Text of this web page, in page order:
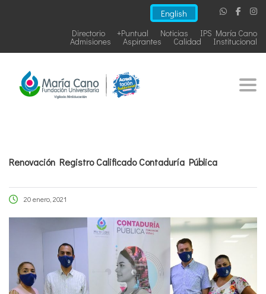
English
IPS María Cano
Noticias
+Puntual
Directorio
Institucional
Calidad
Aspirantes
Admisiones
Renovación Registro Calificado Contaduría Pública
20 enero, 2021